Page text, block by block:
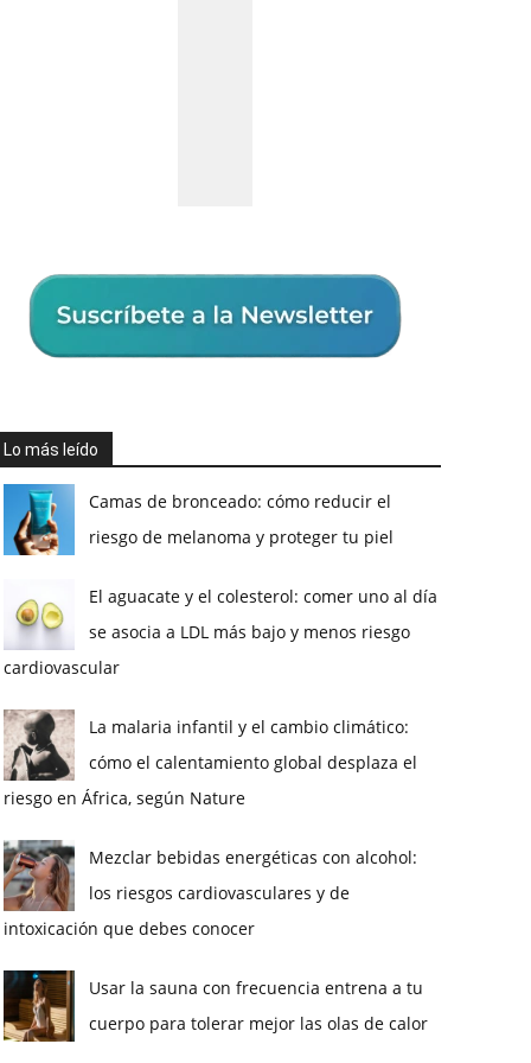
Lo más leído
Camas de bronceado: cómo reducir el
riesgo de melanoma y proteger tu piel
El aguacate y el colesterol: comer uno al día
se asocia a LDL más bajo y menos riesgo
cardiovascular
La malaria infantil y el cambio climático:
cómo el calentamiento global desplaza el
riesgo en África, según Nature
Mezclar bebidas energéticas con alcohol:
los riesgos cardiovasculares y de
intoxicación que debes conocer
Usar la sauna con frecuencia entrena a tu
cuerpo para tolerar mejor las olas de calor